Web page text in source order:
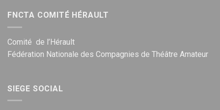
FNCTA COMITÉ HÉRAULT
Comité de l’Hérault
Fédération Nationale des Compagnies de Théâtre Amateur
SIEGE SOCIAL